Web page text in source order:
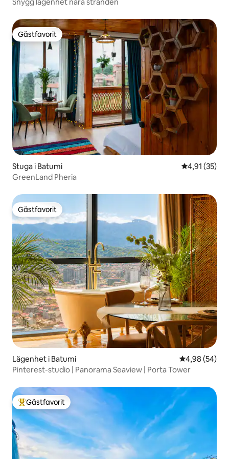
Gästfavorit
Gästfavorit
Stuga i Batumi 4,91 av 5 i
4,91 (35)
GreenLand Pheria
Gästfavorit
Gästfavorit
Lägenhet i Batumi 4,98 av 5 i
4,98 (54)
Pinterest-studio | Panorama Seaview | Porta Tower
Populär gästfavorit
Gästfavorit